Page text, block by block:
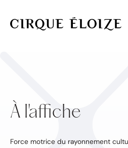
À l'affiche
Force motrice du rayonnement